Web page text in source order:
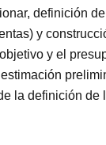
definición
y
y el
la definición de